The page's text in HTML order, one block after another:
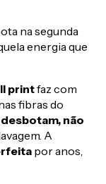
na segunda
energia que
printfaz com
fibras do
não
A
por anos,